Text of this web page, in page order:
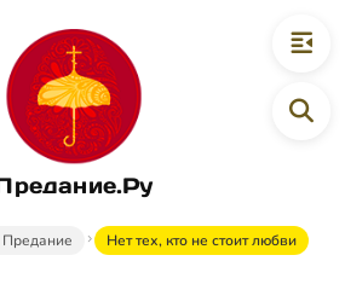
Нет тех, кто не стоит любви